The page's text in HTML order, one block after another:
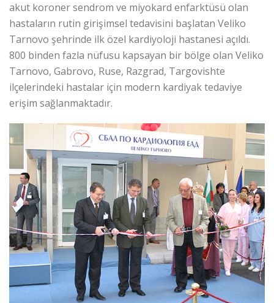
akut koroner sendrom ve miyokard enfarktüsü olan
hastaların rutin girişimsel tedavisini başlatan Veliko
Tarnovo şehrinde ilk özel kardiyoloji hastanesi açıldı.
800 binden fazla nüfusu kapsayan bir bölge olan Veliko
Tarnovo, Gabrovo, Ruse, Razgrad, Targovishte
ilçelerindeki hastalar için modern kardiyak tedaviye
erişim sağlanmaktadır.